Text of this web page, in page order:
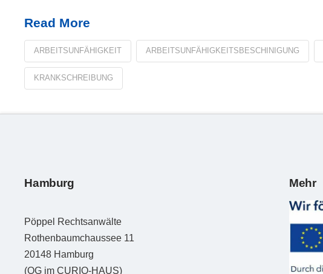
Read More
ARBEITSUNFÄHIGKEIT ARBEITSUNFÄHIGKEITSBESCHINIGUNG
KRANKSCHREIBUNG
Hamburg
Pöppel Rechtsanwälte
Rothenbaumchaussee 11
20148 Hamburg
(OG im CURIO-HAUS)
Mehr